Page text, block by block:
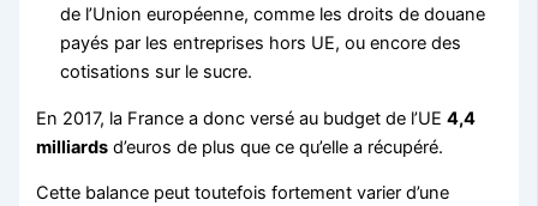
de l’Union européenne, comme les droits de douane
payés par les entreprises hors UE, ou encore des
cotisations sur le sucre.
En 2017, la France a donc versé au budget de l’UE4,4
milliards d’euros de plus que ce qu’elle a récupéré.
Cette balance peut toutefois fortement varier d’une